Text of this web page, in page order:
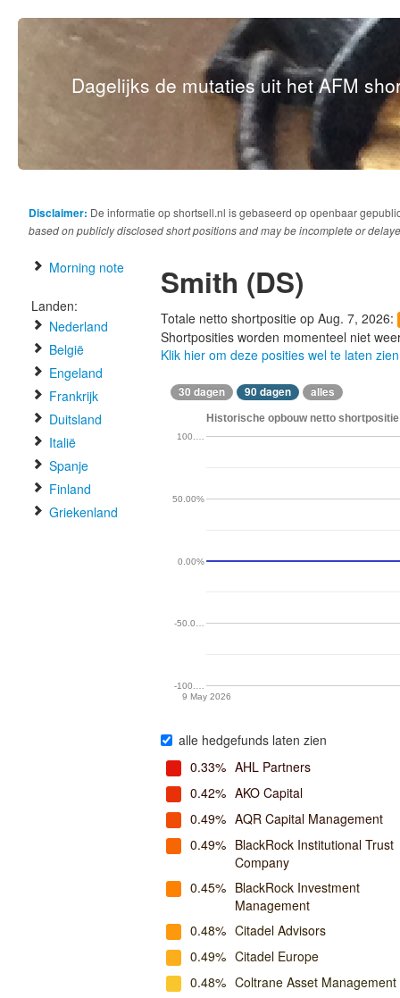
Dagelijks de mutaties uit het AFM
Disclaimer: De informatie op shortsell.nl is gebaseerd op openbaar
based on publicly disclosed short positions and may be incomplete or
Morning note
Landen:
Nederland
België
Engeland
Frankrijk
Duitsland
Italië
Spanje
Finland
Griekenland
Smith (DS)
Totale netto shortpositie op Aug. 7, 2026:
Shortposities worden momenteel niet
Klik hier om deze posities wel te laten zien
30 dagen 90 dagen alles
Historische opbouw netto
9 May 2026
-100.…
-50.0…
0.00%
50.00%
100.…
alle hedgefunds laten zien
0.33% AHL Partners
0.42% AKO Capital
0.49% AQR Capital Management
0.49% BlackRock Institutional Trust
Company
0.45% BlackRock Investment
Management
0.48% Citadel Advisors
0.49% Citadel Europe
0.48% Coltrane Asset Management